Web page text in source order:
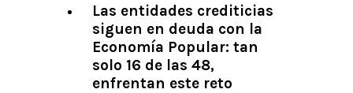
Las entidades crediticias
siguen en deuda con la
Economía Popular: tan
solo 16 de las 48,
enfrentan este reto